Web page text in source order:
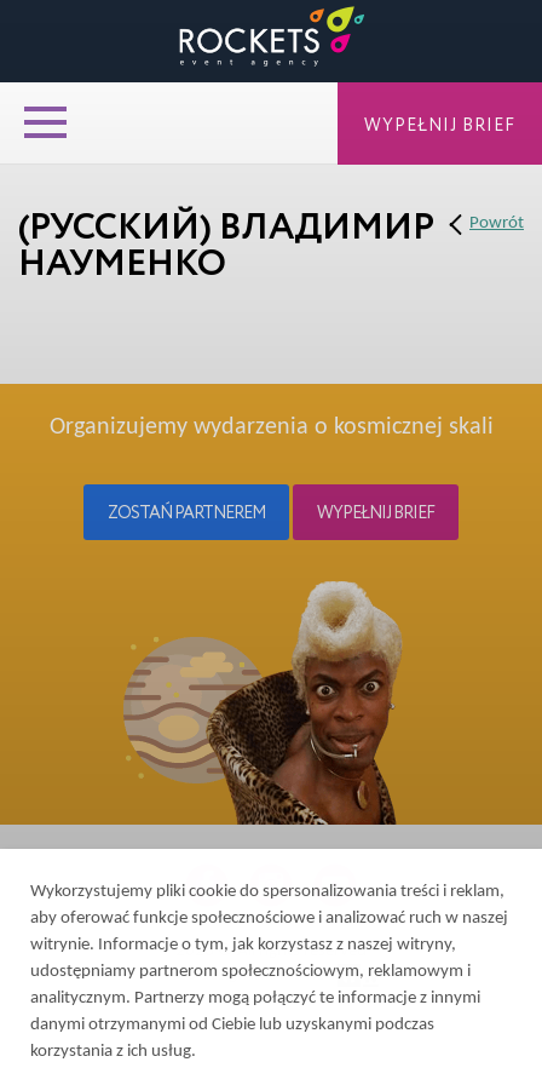
(РУССКИЙ) ВЛАДИМИР
НАУМЕНКО
Powrót
Organizujemy wydarzenia o kosmicznej skali
ZOSTAŃ PARTNEREM WYPEŁNIJ BRIEF
2026 © All rights reserved
Web design in Ukraine-
WYPEŁNIJ BRIEF
Wykorzystujemy pliki cookie do spersonalizowania treści i reklam,
aby oferować funkcje społecznościowe i analizować ruch w naszej
witrynie. Informacje o tym, jak korzystasz z naszej witryny,
udostępniamy partnerom społecznościowym, reklamowym i
analitycznym. Partnerzy mogą połączyć te informacje z innymi
danymi otrzymanymi od Ciebie lub uzyskanymi podczas
korzystania z ich usług.